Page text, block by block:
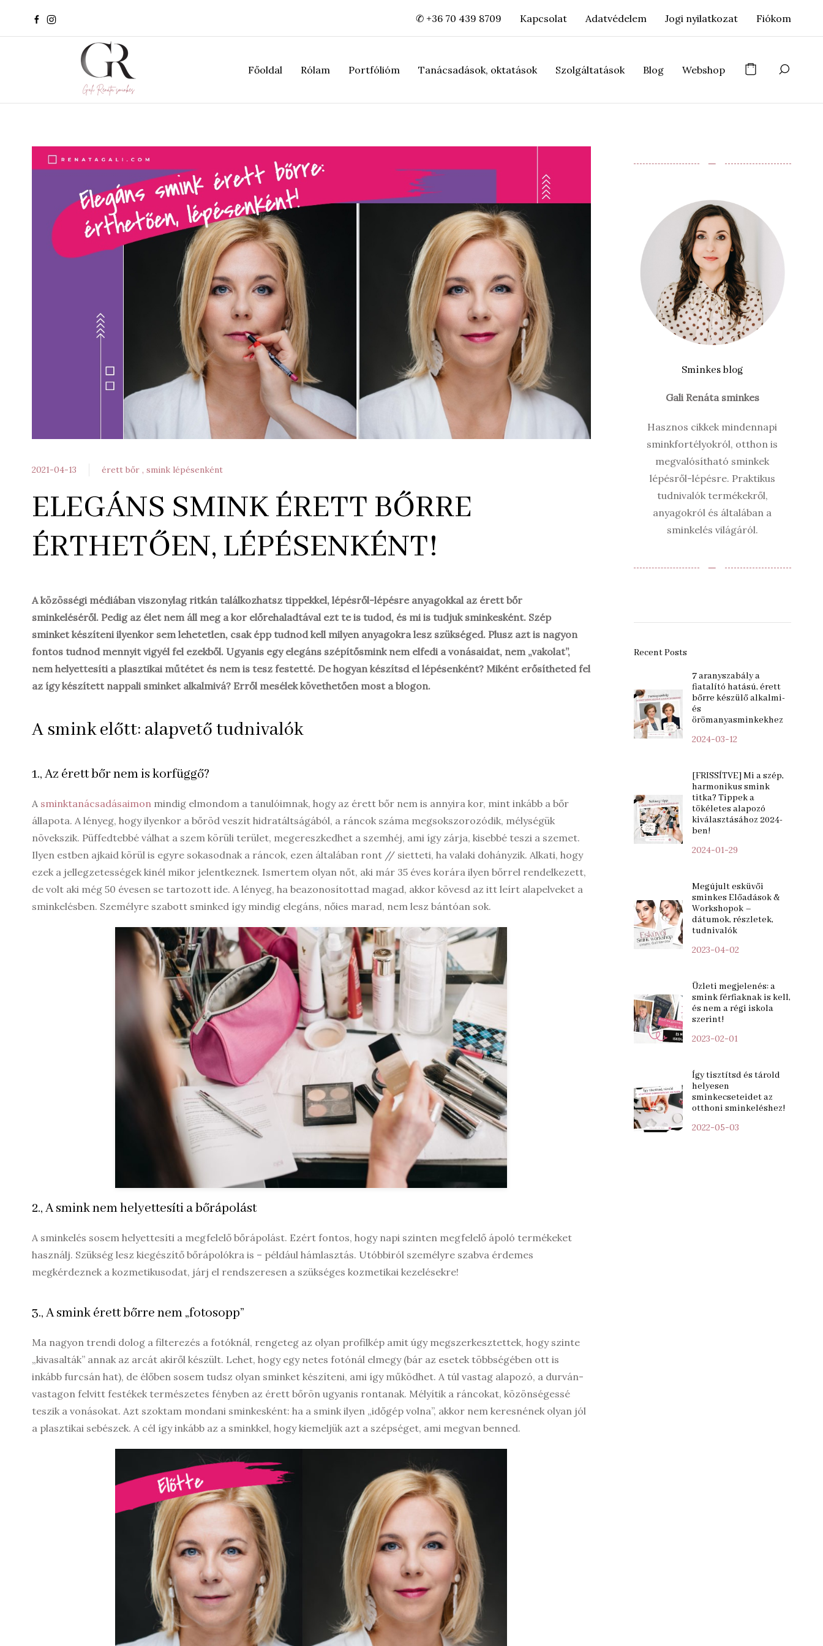
✆ +36 70 439 8709 Kapcsolat Adatvédelem Jogi nyilatkozat Fiókom
Főoldal Rólam Portfólióm Tanácsadások, oktatások Szolgáltatások Blog Webshop
2021-04-13 érett bőr smink lépésenként
ELEGÁNS SMINK ÉRETT BŐRRE
ÉRTHETŐEN, LÉPÉSENKÉNT!
A közösségi médiában viszonylag ritkán találkozhatsz tippekkel, lépésről-lépésre anyagokkal az érett bőr
sminkeléséről. Pedig az élet nem áll meg a kor előrehaladtával ezt te is tudod, és mi is tudjuk sminkesként. Szép
sminket készíteni ilyenkor sem lehetetlen, csak épp tudnod kell milyen anyagokra lesz szükséged. Plusz azt is nagyon
fontos tudnod mennyit vigyél fel ezekből. Ugyanis egy elegáns szépítősmink nem elfedi a vonásaidat, nem „vakolat”,
nem helyettesíti a plasztikai műtétet és nem is tesz festetté. De hogyan készítsd el lépésenként? Miként erősítheted fel
az így készített nappali sminket alkalmivá? Erről mesélek követhetően most a blogon.
A smink előtt: alapvető tudnivalók
1., Az érett bőr nem is korfüggő?
A sminktanácsadásaimon mindig elmondom a tanulóimnak, hogy az érett bőr nem is annyira kor, mint inkább a bőr
állapota. A lényeg, hogy ilyenkor a bőröd veszít hidratáltságából, a ráncok száma megsokszorozódik, mélységük
növekszik. Püffedtebbé válhat a szem körüli terület, megereszkedhet a szemhéj, ami így zárja, kisebbé teszi a szemet.
Ilyen estben ajkaid körül is egyre sokasodnak a ráncok, ezen általában ront // sietteti, ha valaki dohányzik. Alkati, hogy
ezek a jellegzetességek kinél mikor jelentkeznek. Ismertem olyan nőt, aki már 35 éves korára ilyen bőrrel rendelkezett,
de volt aki még 50 évesen se tartozott ide. A lényeg, ha beazonosítottad magad, akkor kövesd az itt leírt alapelveket a
sminkelésben. Személyre szabott sminked így mindig elegáns, nőies marad, nem lesz bántóan sok.
2., A smink nem helyettesíti a bőrápolást
A sminkelés sosem helyettesíti a megfelelő bőrápolást. Ezért fontos, hogy napi szinten megfelelő ápoló termékeket
használj. Szükség lesz kiegészítő bőrápolókra is – például hámlasztás. Utóbbiról személyre szabva érdemes
megkérdeznek a kozmetikusodat, járj el rendszeresen a szükséges kozmetikai kezelésekre!
3., A smink érett bőrre nem „fotosopp”
Ma nagyon trendi dolog a filterezés a fotóknál, rengeteg az olyan profilkép amit úgy megszerkesztettek, hogy szinte
„kivasalták” annak az arcát akiről készült. Lehet, hogy egy netes fotónál elmegy (bár az esetek többségében ott is
inkább furcsán hat), de élőben sosem tudsz olyan sminket készíteni, ami így működhet. A túl vastag alapozó, a durván-
vastagon felvitt festékek természetes fényben az érett bőrön ugyanis rontanak. Mélyítik a ráncokat, közönségessé
teszik a vonásokat. Azt szoktam mondani sminkesként: ha a smink ilyen „időgép volna”, akkor nem keresnének olyan jól
a plasztikai sebészek. A cél így inkább az a sminkkel, hogy kiemeljük azt a szépséget, ami megvan benned.
‒
Sminkes blog
Gali Renáta sminkes
Hasznos cikkek mindennapi
sminkfortélyokról, otthon is
megvalósítható sminkek
lépésről-lépésre. Praktikus
tudnivalók termékekről,
anyagokról és általában a
sminkelés világáról.
‒
Recent Posts
7 aranyszabály a
fiatalító hatású, érett
bőrre készülő alkalmi-
és
örömanyasminkekhez
2024-03-12
[FRISSÍTVE] Mi a szép,
harmonikus smink
titka? Tippek a
tökéletes alapozó
kiválasztásához 2024-
ben!
2024-01-29
Megújult esküvői
sminkes Előadások &
Workshopok –
dátumok, részletek,
tudnivalók
2023-04-02
Üzleti megjelenés: a
smink férfiaknak is kell,
és nem a régi iskola
szerint!
2023-02-01
Így tisztítsd és tárold
helyesen
sminkecseteidet az
otthoni sminkeléshez!
2022-05-03